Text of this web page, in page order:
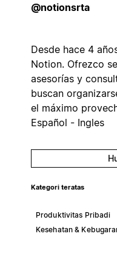
@notionsrta
Desde hace 4
Notion. Ofrezco
asesorías y
buscan
el máximo
Español - Ingles
Kategori teratas
Produktivitas Pribadi
Kesehatan &